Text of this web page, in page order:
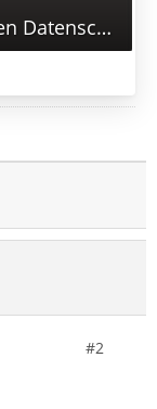
Screenshot2 Systemeinstellungen Datenschutz Kontakte.png
#2